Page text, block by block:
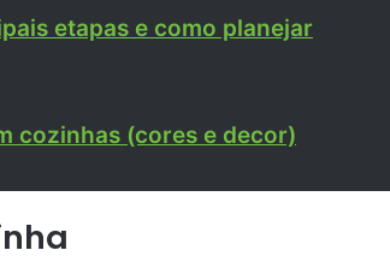
etapas e como planejar
cozinhas (cores e decor)